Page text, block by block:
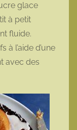
glace
à petit
fluide.
à l’aide d’une
avec des